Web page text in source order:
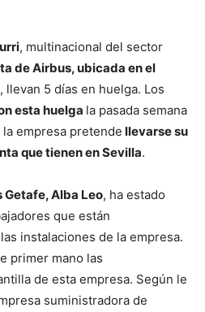
, multinacional del sector
de Airbus, ubicada en el
, llevan 5 días en huelga. Los
esta huelga la pasada semana
empresa pretende llevarse su
que tienen en Sevilla.
Getafe, Alba Leo, ha estado
que están
instalaciones de la empresa.
primer mano las
de esta empresa. Según le
suministradora de